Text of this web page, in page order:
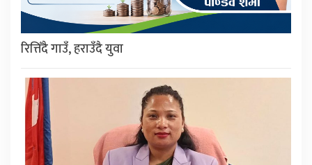
रित्तिँदै गाउँ, हराउँदै युवा